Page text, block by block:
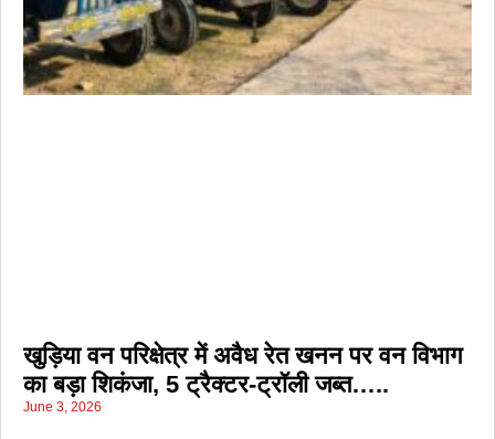
खुड़िया वन परिक्षेत्र में अवैध रेत खनन पर वन विभाग
का बड़ा शिकंजा, 5 ट्रैक्टर-ट्रॉली जब्त…..
June 3, 2026